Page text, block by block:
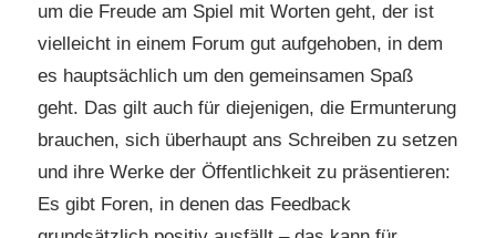
um die Freude am Spiel mit Worten geht, der ist
vielleicht in einem Forum gut aufgehoben, in dem
es hauptsächlich um den gemeinsamen Spaß
geht. Das gilt auch für diejenigen, die Ermunterung
brauchen, sich überhaupt ans Schreiben zu setzen
und ihre Werke der Öffentlichkeit zu präsentieren:
Es gibt Foren, in denen das Feedback